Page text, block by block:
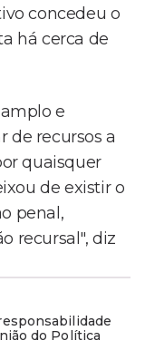
concedeu o
há cerca de
e
de recursos a
quaisquer
de existir o
penal,
recursal", diz
do Política